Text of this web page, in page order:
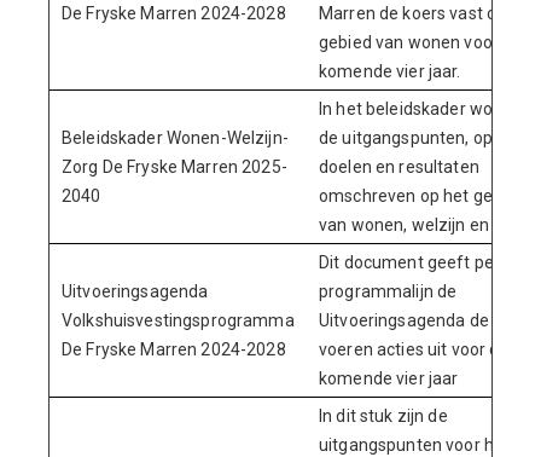
De Fryske Marren 2024-2028
Marren de koers vast op het
gebied van wonen voor de
komende vier jaar.
Beleidskader Wonen-Welzijn-
Zorg De Fryske Marren 2025-
2040
In het beleidskader worden
de uitgangspunten,
doelen en resultaten
omschreven op het gebied
van wonen, welzijn en zorg
Uitvoeringsagenda
Volkshuisvestingsprogramma
De Fryske Marren 2024-2028
Dit document geeft per
programmalijn de
Uitvoeringsagenda de uit te
voeren acties uit voor de
komende vier jaar
In dit stuk zijn de
uitgangspunten voor het